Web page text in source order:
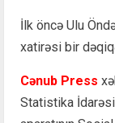
İlk öncə Ulu
xatirəsi bir
Cənub Press
Statistika